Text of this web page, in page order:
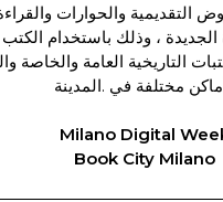
التقديمية والحوارات
، وذلك باستخدام الكتب
التاريخية العامة والخاصة
مختلفة في .المدينة
Milano Digital
Book City Milano